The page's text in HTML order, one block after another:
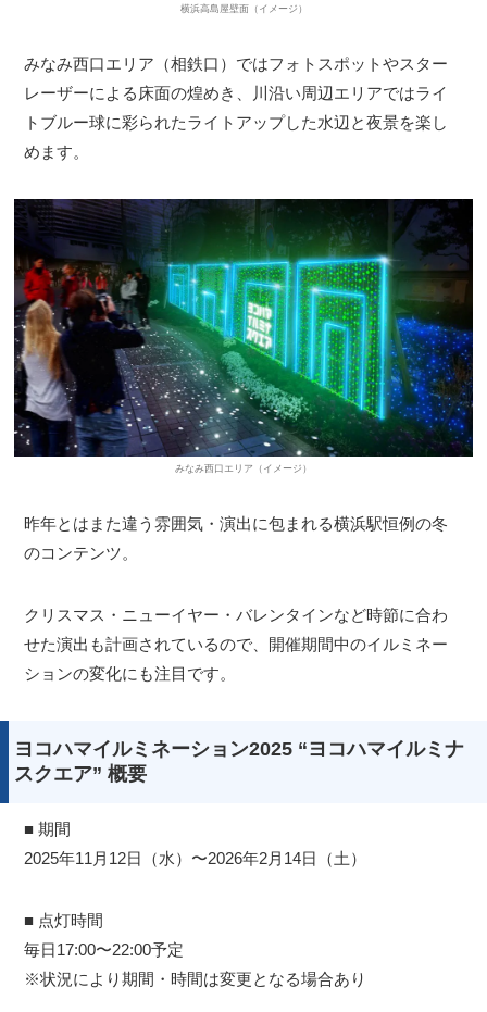
横浜高島屋壁面（イメージ）
みなみ西口エリア（相鉄口）ではフォトスポットやスター
レーザーによる床面の煌めき、川沿い周辺エリアではライ
トブルー球に彩られたライトアップした水辺と夜景を楽し
めます。
みなみ西口エリア（イメージ）
昨年とはまた違う雰囲気・演出に包まれる横浜駅恒例の冬
のコンテンツ。
クリスマス・ニューイヤー・バレンタインなど時節に合わ
せた演出も計画されているので、開催期間中のイルミネー
ションの変化にも注目です。
ヨコハマイルミネーション2025 “ヨコハマイルミナ
スクエア” 概要
■ 期間
2025年11月12日（水）〜2026年2月14日（土）
■ 点灯時間
毎日17:00〜22:00予定
※状況により期間・時間は変更となる場合あり